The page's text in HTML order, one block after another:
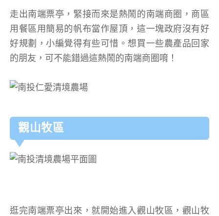
走出南端票亭，緊接而來是熱鬧的南端商圈，商區
用餐區用簡易的帆布當作屋頂，這一塊政府沒有好
好規劃，小編覺得有些可惜。想買一些農產品回家
的朋友，可不能錯過這熱鬧的南端商圈唷！
觀山牧區
逛完南端票亭出來，就開始進入觀山牧區，觀山牧